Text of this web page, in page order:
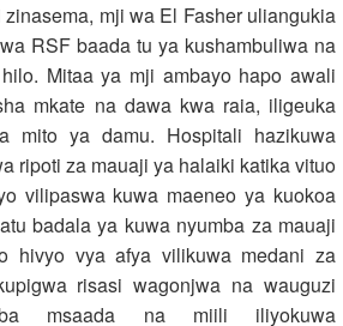
mji wa El Fasher uliangukia
RSF baada tu ya kushambuliwa na
Mitaa ya mji ambayo hapo awali
mkate na dawa kwa raia, iligeuka
mito ya damu. Hospitali hazikuwa
ripoti za mauaji ya halaiki katika vituo
vilipaswa kuwa maeneo ya kuokoa
badala ya kuwa nyumba za mauaji
hivyo vya afya vilikuwa medani za
risasi wagonjwa na wauguzi
msaada na miili iliyokuwa